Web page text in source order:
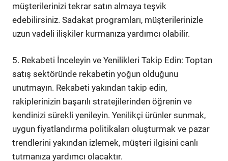
müşterilerinizi tekrar satın almaya teşvik
edebilirsiniz. Sadakat programları, müşterilerinizle
uzun vadeli ilişkiler kurmanıza yardımcı olabilir.
5. Rekabeti İnceleyin ve Yenilikleri Takip Edin: Toptan
satış sektöründe rekabetin yoğun olduğunu
unutmayın. Rekabeti yakından takip edin,
rakiplerinizin başarılı stratejilerinden öğrenin ve
kendinizi sürekli yenileyin. Yenilikçi ürünler sunmak,
uygun fiyatlandırma politikaları oluşturmak ve pazar
trendlerini yakından izlemek, müşteri ilgisini canlı
tutmanıza yardımcı olacaktır.